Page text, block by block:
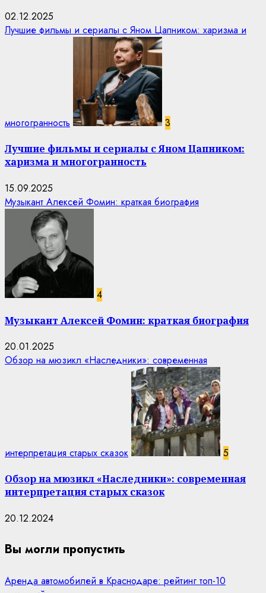
02.12.2025
Лучшие фильмы и сериалы с Яном Цапником: харизма и
многогранность 3
Лучшие фильмы и сериалы с Яном Цапником:
харизма и многогранность
15.09.2025
Музыкант Алексей Фомин: краткая биография
4
Музыкант Алексей Фомин: краткая биография
20.01.2025
Обзор на мюзикл «Наследники»: современная
интерпретация старых сказок 5
Обзор на мюзикл «Наследники»: современная
интерпретация старых сказок
20.12.2024
Вы могли пропустить
Аренда автомобилей в Краснодаре: рейтинг топ-10